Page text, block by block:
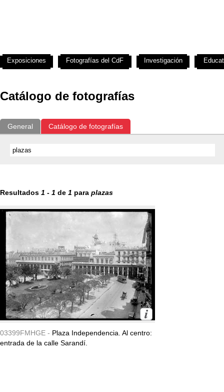
Catálogo de fotografías
General Catálogo de fotografías
Resultados 1 - 1 de 1 para plazas
03399FMHGE - Plaza Independencia. Al centro:
entrada de la calle Sarandí.
Exposiciones Fotografías del CdF Investigación